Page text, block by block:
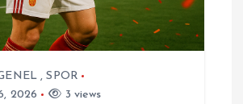
,SPOR
2026
3 views